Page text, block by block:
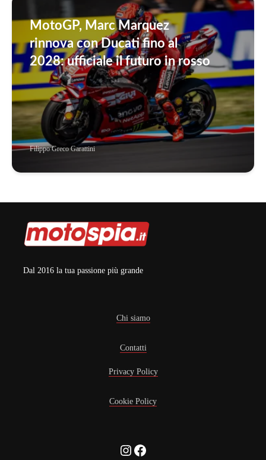
MotoGP, Marc Marquez
rinnova con Ducati fino al
2028: ufficiale il futuro in rosso
Filippo Greco Garattini
Dal 2016 la tua passione più grande
Chi siamo
Contatti
Privacy Policy
Cookie Policy
Instagram
Facebook